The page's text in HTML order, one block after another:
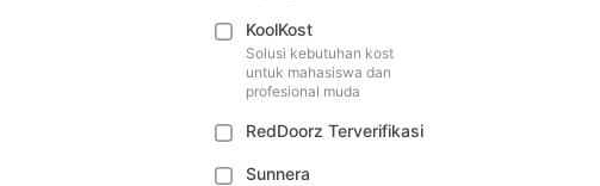
KoolKost
Solusi kebutuhan kost
untuk mahasiswa dan
profesional muda
RedDoorz Terverifikasi
Sunnera